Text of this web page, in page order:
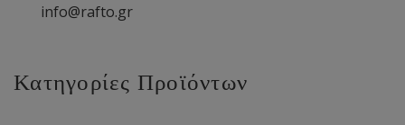
info@rafto.gr
Κατηγορίες Προϊόντων